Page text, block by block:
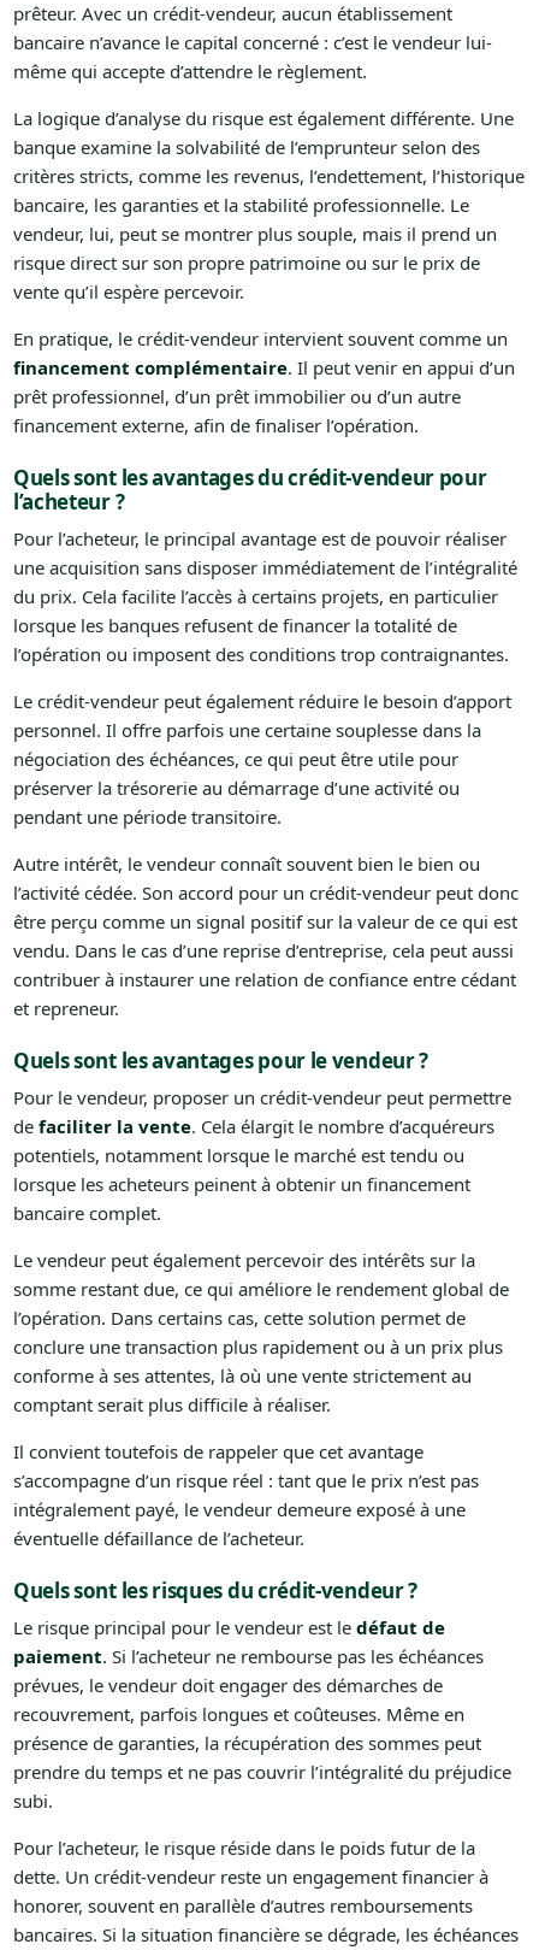
prêteur. Avec un crédit-vendeur, aucun établissement
bancaire n’avance le capital concerné : c’est le vendeur lui-
même qui accepte d’attendre le règlement.
La logique d’analyse du risque est également différente. Une
banque examine la solvabilité de l’emprunteur selon des
critères stricts, comme les revenus, l’endettement, l’historique
bancaire, les garanties et la stabilité professionnelle. Le
vendeur, lui, peut se montrer plus souple, mais il prend un
risque direct sur son propre patrimoine ou sur le prix de
vente qu’il espère percevoir.
En pratique, le crédit-vendeur intervient souvent comme un
financement complémentaire. Il peut venir en appui d’un
prêt professionnel, d’un prêt immobilier ou d’un autre
financement externe, afin de finaliser l’opération.
Quels sont les avantages du crédit-vendeur pour
l’acheteur ?
Pour l’acheteur, le principal avantage est de pouvoir réaliser
une acquisition sans disposer immédiatement de l’intégralité
du prix. Cela facilite l’accès à certains projets, en particulier
lorsque les banques refusent de financer la totalité de
l’opération ou imposent des conditions trop contraignantes.
Le crédit-vendeur peut également réduire le besoin d’apport
personnel. Il offre parfois une certaine souplesse dans la
négociation des échéances, ce qui peut être utile pour
préserver la trésorerie au démarrage d’une activité ou
pendant une période transitoire.
Autre intérêt, le vendeur connaît souvent bien le bien ou
l’activité cédée. Son accord pour un crédit-vendeur peut donc
être perçu comme un signal positif sur la valeur de ce qui est
vendu. Dans le cas d’une reprise d’entreprise, cela peut aussi
contribuer à instaurer une relation de confiance entre cédant
et repreneur.
Quels sont les avantages pour le vendeur ?
Pour le vendeur, proposer un crédit-vendeur peut permettre
de faciliter la vente. Cela élargit le nombre d’acquéreurs
potentiels, notamment lorsque le marché est tendu ou
lorsque les acheteurs peinent à obtenir un financement
bancaire complet.
Le vendeur peut également percevoir des intérêts sur la
somme restant due, ce qui améliore le rendement global de
l’opération. Dans certains cas, cette solution permet de
conclure une transaction plus rapidement ou à un prix plus
conforme à ses attentes, là où une vente strictement au
comptant serait plus difficile à réaliser.
Il convient toutefois de rappeler que cet avantage
s’accompagne d’un risque réel : tant que le prix n’est pas
intégralement payé, le vendeur demeure exposé à une
éventuelle défaillance de l’acheteur.
Quels sont les risques du crédit-vendeur ?
Le risque principal pour le vendeur est le défaut de
paiement. Si l’acheteur ne rembourse pas les échéances
prévues, le vendeur doit engager des démarches de
recouvrement, parfois longues et coûteuses. Même en
présence de garanties, la récupération des sommes peut
prendre du temps et ne pas couvrir l’intégralité du préjudice
subi.
Pour l’acheteur, le risque réside dans le poids futur de la
dette. Un crédit-vendeur reste un engagement financier à
honorer, souvent en parallèle d’autres remboursements
bancaires. Si la situation financière se dégrade, les échéances